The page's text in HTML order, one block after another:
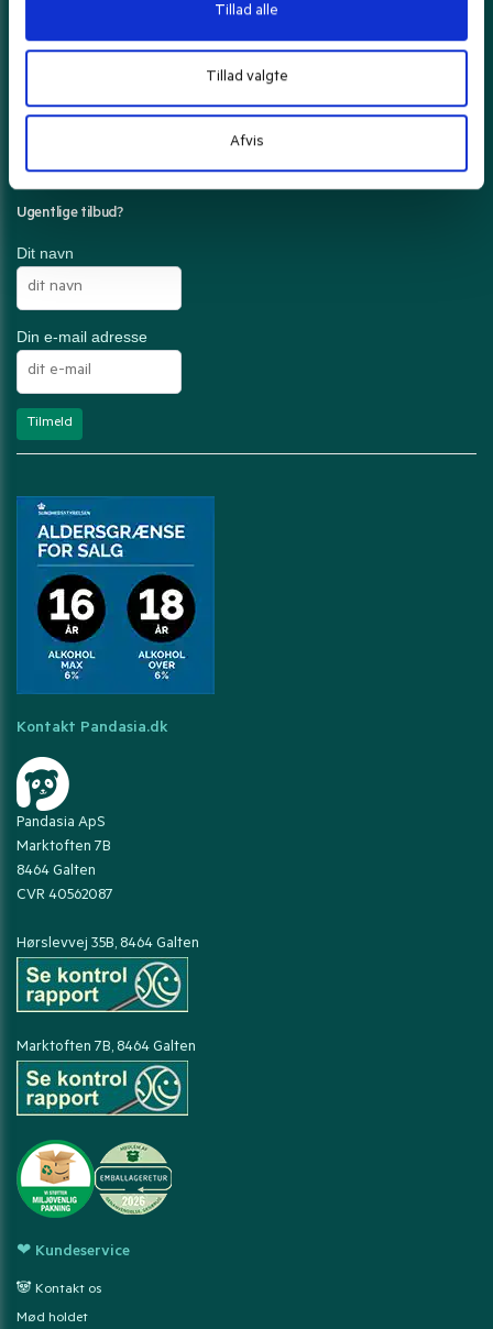
Tillad alle
Tillad valgte
Afvis
Din ordre pakkes forsigtigt og sendes med
Ugentlige tilbud?
Dit navn
Din e-mail adresse
Kontakt Pandasia.dk
Pandasia ApS
Marktoften 7B
8464 Galten
CVR 40562087
Hørslevvej 35B, 8464 Galten
Marktoften 7B, 8464 Galten
❤ Kundeservice
🐼 Kontakt os
Mød holdet